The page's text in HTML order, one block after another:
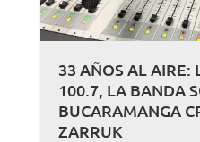
33 AÑOS AL AIRE:
100.7, LA BANDA
BUCARAMANGA
ZARRUK